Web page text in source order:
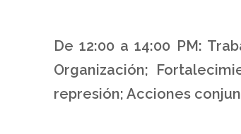
De 12:00 a 14:00 PM:
Organización;
represión; Acciones